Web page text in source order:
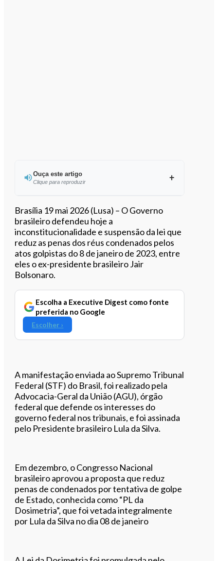
Ouça este artigo
Clique para reproduzir
Ouvir este artigo
Brasília 19 mai 2026 (Lusa) – O Governo
brasileiro defendeu hoje a
inconstitucionalidade e suspensão da lei que
reduz as penas dos réus condenados pelos
atos golpistas do 8 de janeiro de 2023, entre
eles o ex-presidente brasileiro Jair
Bolsonaro.
Escolha a Executive Digest como fonte
preferida no Google
Escolher ›
A manifestação enviada ao Supremo Tribunal
Federal (STF) do Brasil, foi realizado pela
Advocacia-Geral da União (AGU), órgão
federal que defende os interesses do
governo federal nos tribunais, e foi assinada
pelo Presidente brasileiro Lula da Silva.
Em dezembro, o Congresso Nacional
brasileiro aprovou a proposta que reduz
penas de condenados por tentativa de golpe
de Estado, conhecida como “PL da
Dosimetria”, que foi vetada integralmente
por Lula da Silva no dia 08 de janeiro